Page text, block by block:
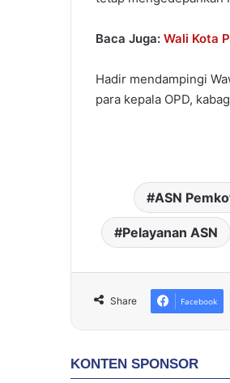
Baca Juga: Wali Kota
Hadir mendampingi
para kepala OPD,
ASN
Pelayanan ASN
Share Facebook